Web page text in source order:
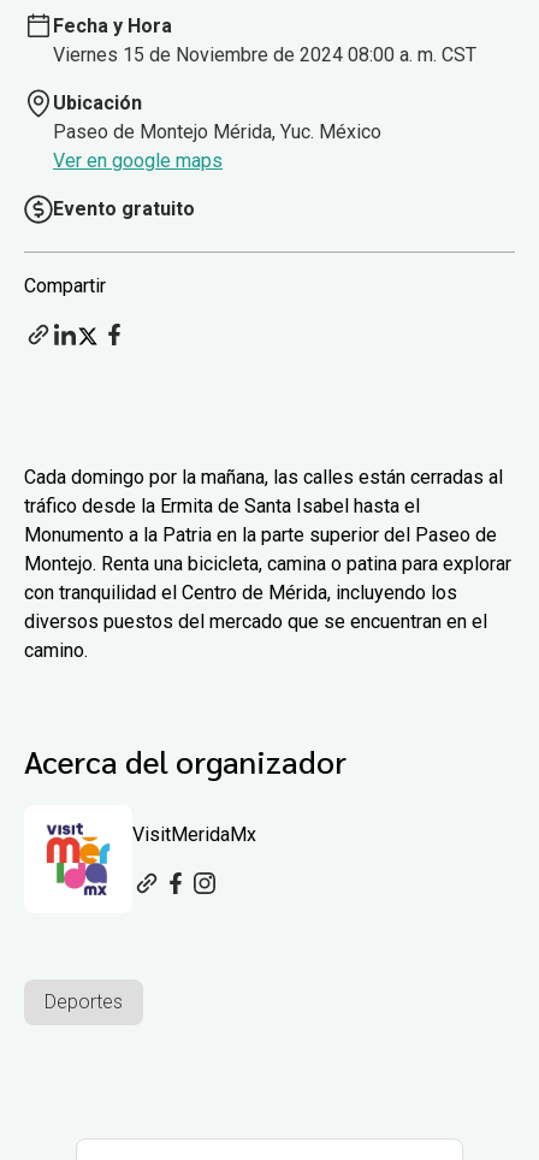
Fecha y Hora
Viernes 15 de Noviembre de 2024 08:00 a. m. CST
Ubicación
Paseo de Montejo Mérida, Yuc. México
Ver en google maps
Evento gratuito
Compartir
Cada domingo por la mañana, las calles están cerradas al
tráfico desde la Ermita de Santa Isabel hasta el
Monumento a la Patria en la parte superior del Paseo de
Montejo. Renta una bicicleta, camina o patina para explorar
con tranquilidad el Centro de Mérida, incluyendo los
diversos puestos del mercado que se encuentran en el
camino.
Acerca del organizador
VisitMeridaMx
Deportes